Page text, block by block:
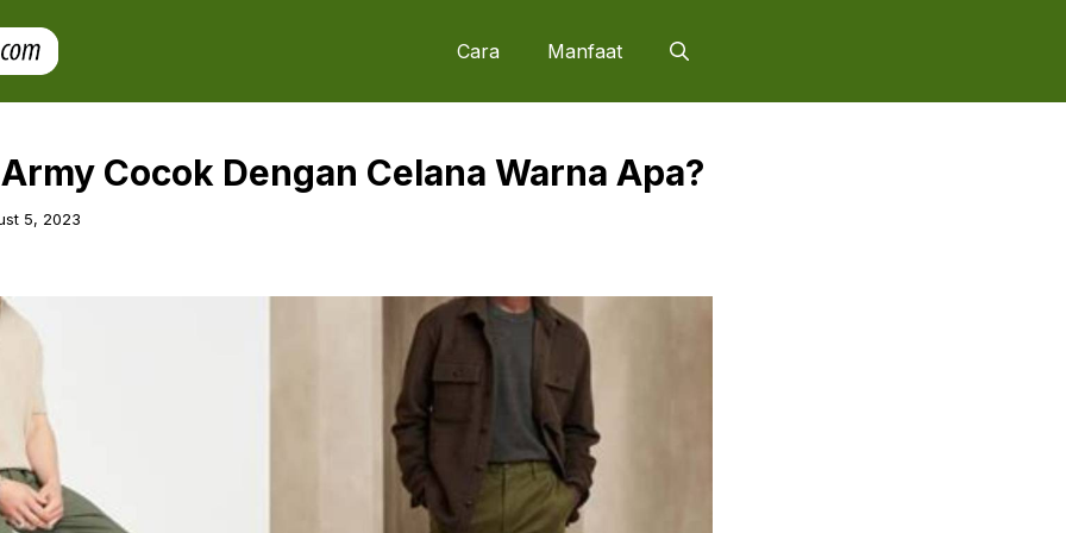
Cara Manfaat
Cocok Dengan Celana Warna Apa?
5, 2023